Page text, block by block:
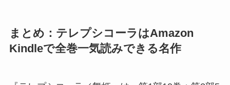
まとめ：テレプシコーラはAmazon
Kindleで全巻一気読みできる名作